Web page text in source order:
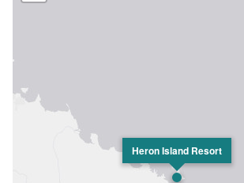
Heron Island Resort